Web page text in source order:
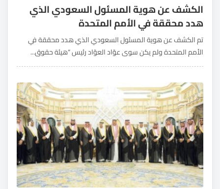
الكشف عن هوية المسئول السعودي الذي
هدد محققة في الأمم المتحدة
تم الكشف عن هوية المسئول السعودي الذي هدد محققة في
الأمم المتحدة ولم يكن سوى عوّاد العوّاد رئيس “هيئة حقوق...